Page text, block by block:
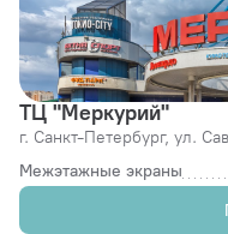
ТЦ "Меркурий"
г. Санкт-Петербург, ул.
Межэтажные экраны